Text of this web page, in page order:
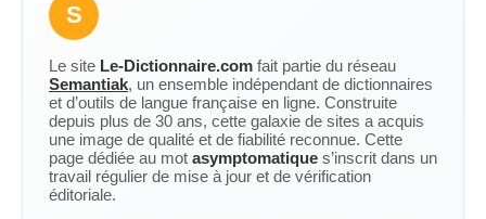
S
Le site Le-Dictionnaire.com fait partie du réseau
Semantiak, un ensemble indépendant de dictionnaires
et d’outils de langue française en ligne. Construite
depuis plus de 30 ans, cette galaxie de sites a acquis
une image de qualité et de fiabilité reconnue. Cette
page dédiée au mot asymptomatique s’inscrit dans un
travail régulier de mise à jour et de vérification
éditoriale.